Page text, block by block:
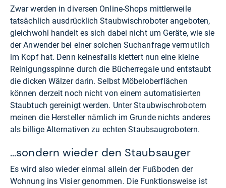
Zwar werden in diversen Online-Shops mittlerweile
tatsächlich ausdrücklich Staubwischroboter angeboten,
gleichwohl handelt es sich dabei nicht um Geräte, wie sie
der Anwender bei einer solchen Suchanfrage vermutlich
im Kopf hat. Denn keinesfalls klettert nun eine kleine
Reinigungsspinne durch die Bücherregale und entstaubt
die dicken Wälzer darin. Selbst Möbeloberflächen
können derzeit noch nicht von einem automatisierten
Staubtuch gereinigt werden. Unter Staubwischrobotern
meinen die Hersteller nämlich im Grunde nichts anderes
als billige Alternativen zu echten Staubsaugrobotern.
...sondern wieder den Staubsauger
Es wird also wieder einmal allein der Fußboden der
Wohnung ins Visier genommen. Die Funktionsweise ist